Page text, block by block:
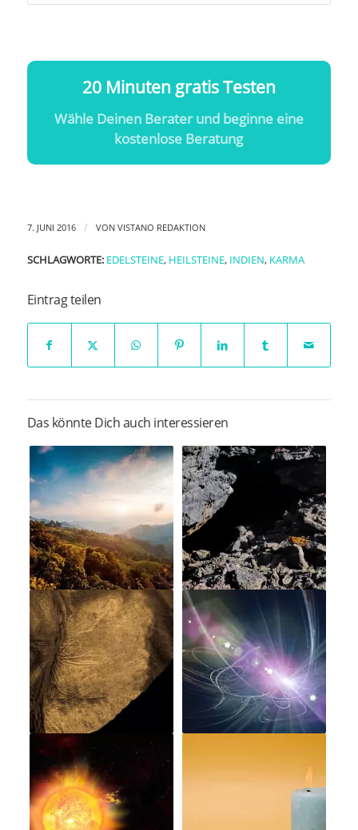
20 Minuten gratis Testen
Wähle Deinen Berater und beginne eine
kostenlose Beratung
7. JUNI 2016 / VON VISTANO REDAKTION
SCHLAGWORTE: EDELSTEINE, HEILSTEINE, INDIEN, KARMA
Eintrag teilen
Das könnte Dich auch interessieren